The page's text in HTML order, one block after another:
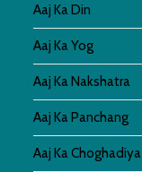
Aaj Ka Din
Aaj Ka Yog
Aaj Ka Nakshatra
Aaj Ka Panchang
Aaj Ka Choghadiya